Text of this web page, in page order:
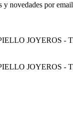
y novedades por email